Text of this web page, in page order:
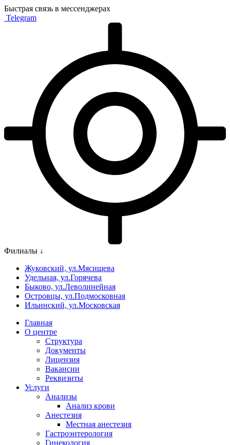
Быстрая связь в мессенджерах
Telegram
Филиалы ↓
Жуковский, ул.Мясищева
Удельная, ул.Горячева
Быково, ул.Леволинейная
Островцы, ул.Подмосковная
Ильинский, ул.Московская
Главная
О центре
Структура
Документы
Лицензия
Вакансии
Реквизиты
Услуги
Анализы
Анализ крови
Анестезия
Местная анестезия
Гастроэнтерология
Гинекология